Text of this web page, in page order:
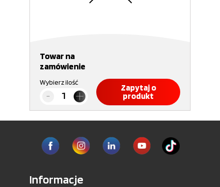
Towar na
zamówienie
Wybierz ilość
Zapytaj o
produkt
Informacje